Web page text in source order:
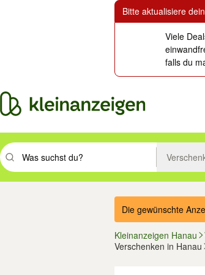
Bitte aktualisiere
Viele
falls du
Suchbegriff eingeben. Eingabetaste drücken um zu
Die gewünschte
Kleinanzeigen Hanau
Verschenken in Hanau